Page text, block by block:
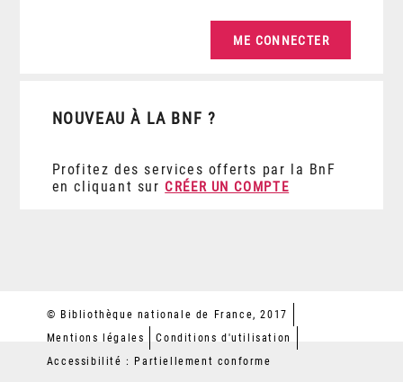
NOUVEAU À LA BNF ?
Profitez des services offerts par la BnF
en cliquant sur CRÉER UN COMPTE
© Bibliothèque nationale de France, 2017
Mentions légales
Conditions d'utilisation
Accessibilité : Partiellement conforme